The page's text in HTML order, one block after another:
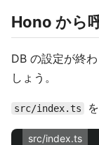
Hono から
DB の設定が終
しょう。
src/index.ts
src/index.ts